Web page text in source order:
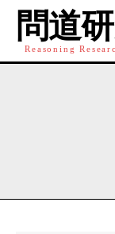
問道
Reasoning